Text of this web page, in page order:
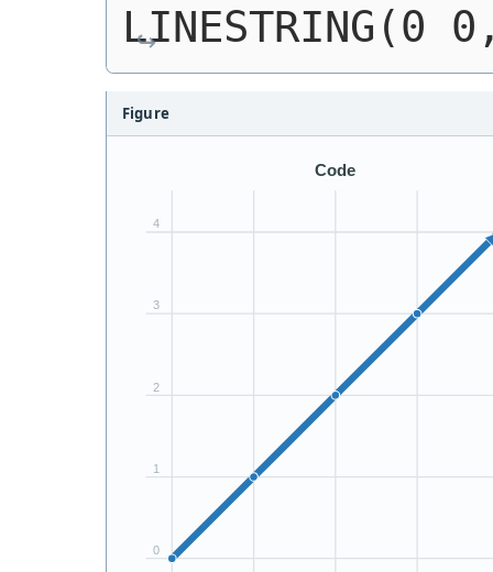
Figure